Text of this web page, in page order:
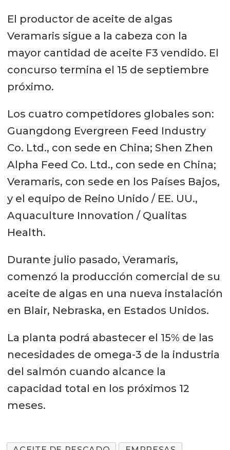
El productor de aceite de algas
Veramaris sigue a la cabeza con la
mayor cantidad de aceite F3 vendido. El
concurso termina el 15 de septiembre
próximo.
Los cuatro competidores globales son:
Guangdong Evergreen Feed Industry
Co. Ltd., con sede en China; Shen Zhen
Alpha Feed Co. Ltd., con sede en China;
Veramaris, con sede en los Países Bajos,
y el equipo de Reino Unido / EE. UU.,
Aquaculture Innovation / Qualitas
Health.
Durante julio pasado, Veramaris,
comenzó la producción comercial de su
aceite de algas en una nueva instalación
en Blair, Nebraska, en Estados Unidos.
La planta podrá abastecer el 15% de las
necesidades de omega-3 de la industria
del salmón cuando alcance la
capacidad total en los próximos 12
meses.